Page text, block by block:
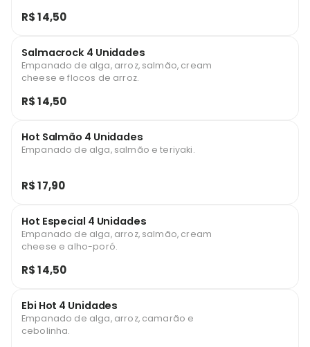
R$ 14,50
Salmacrock 4 Unidades
Empanado de alga, arroz, salmão, cream
cheese e flocos de arroz.
R$ 14,50
Hot Salmão 4 Unidades
Empanado de alga, salmão e teriyaki.
R$ 17,90
Hot Especial 4 Unidades
Empanado de alga, arroz, salmão, cream
cheese e alho-poró.
R$ 14,50
Ebi Hot 4 Unidades
Empanado de alga, arroz, camarão e
cebolinha.